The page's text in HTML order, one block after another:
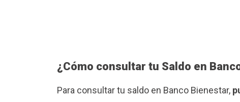
¿Cómo consultar tu Saldo en
Para consultar tu saldo en Banco Bienestar,